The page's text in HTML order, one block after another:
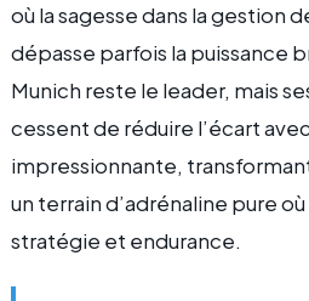
où la sagesse dans la gestion
dépasse parfois la puissance
Munich reste le leader, mais
cessent de réduire l’écart
impressionnante,
un terrain d’adrénaline pure
stratégie et endurance.